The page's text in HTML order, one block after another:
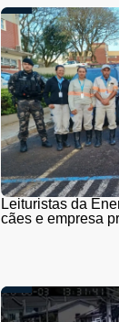
Leituristas da
cães e empresa